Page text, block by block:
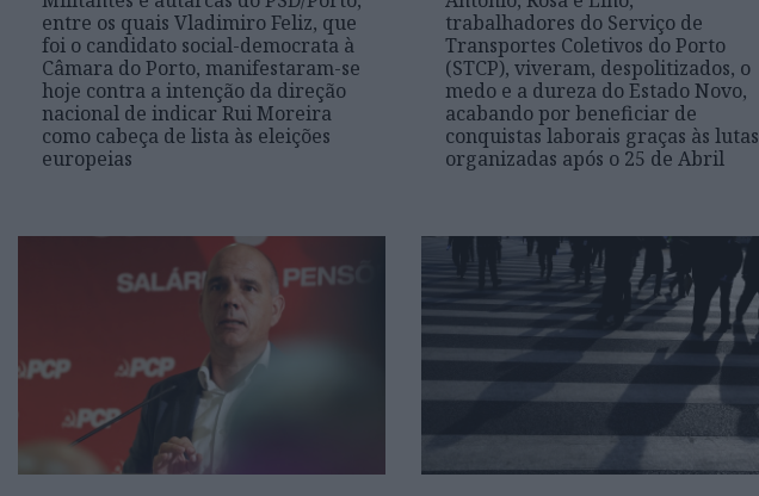
entre os quais Vladimiro Feliz, que
foi o candidato social-democrata à
Câmara do Porto, manifestaram-se
hoje contra a intenção da direção
nacional de indicar Rui Moreira
como cabeça de lista às eleições
europeias
trabalhadores do Serviço de
Transportes Coletivos do Porto
(STCP), viveram, despolitizados, o
medo e a dureza do Estado Novo,
acabando por beneficiar de
conquistas laborais graças às lutas
organizadas após o 25 de Abril